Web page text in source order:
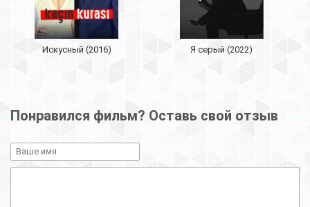
Искусный (2016) Я серый (2022)
Понравился фильм? Оставь свой отзыв